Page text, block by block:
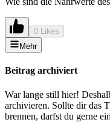
0 Likes
Mehr
Beitrag archiviert
War lange still hier!
archivieren. Sollte dir das
brennen, darfst du gerne